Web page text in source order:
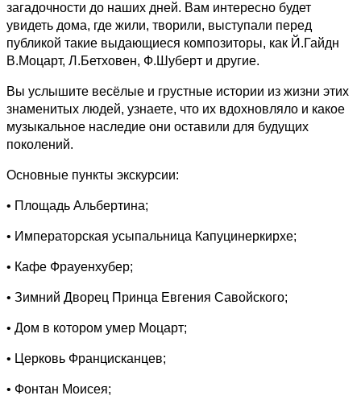
загадочности до наших дней. Вам интересно будет
увидеть дома, где жили, творили, выступали перед
публикой такие выдающиеся композиторы, как Й.Гайдн
В.Моцарт, Л.Бетховен, Ф.Шуберт и другие.
Вы услышите весёлые и грустные истории из жизни этих
знаменитых людей, узнаете, что их вдохновляло и какое
музыкальное наследие они оставили для будущих
поколений.
Основные пункты экскурсии:
• Площадь Альбертина;
• Императорская усыпальница Капуцинеркирхе;
• Кафе Фрауенхубер;
• Зимний Дворец Принца Евгения Савойского;
• Дом в котором умер Моцарт;
• Церковь Францисканцев;
• Фонтан Моисея;